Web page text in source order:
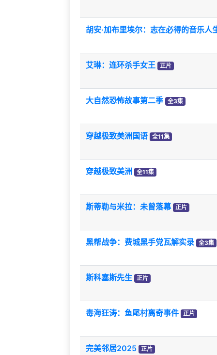
胡安·加布里埃尔：志在必得的音乐人
艾琳：连环杀手女王 正片
大自然恐怖故事第二季 全3集
穿越极致美洲国语 全11集
穿越极致美洲 全11集
斯蒂勒与米拉：未曾落幕 正片
黑帮战争：费城黑手党瓦解实录 全3集
斯科塞斯先生 正片
毒海狂涛：鱼尾村离奇事件 正片
完美邻居2025 正片